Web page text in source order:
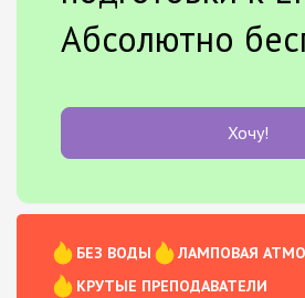
Абсолютно
Хочу!
БЕЗ ВОДЫ
ЛАМПОВАЯ
КРУТЫЕ ПРЕПОДАВАТЕЛИ